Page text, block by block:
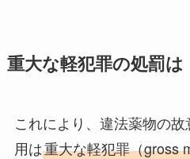
重大な軽犯罪の処罰は
これにより、違法薬物の
用は重大な軽犯罪（gross